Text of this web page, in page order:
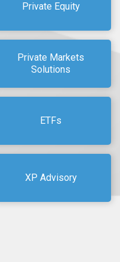
Private Equity
Private Markets
Solutions
ETFs
XP Advisory